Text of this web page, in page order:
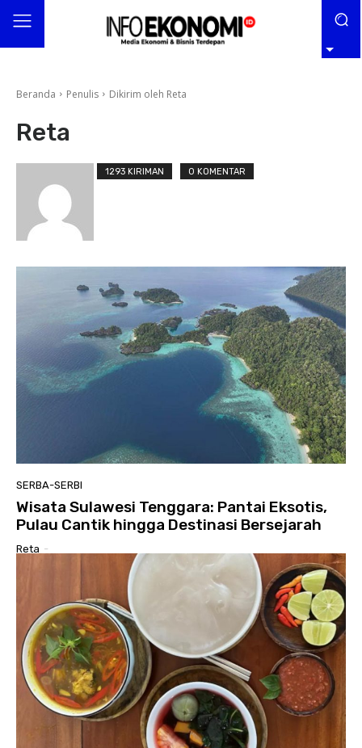
Beranda Penulis Dikirim oleh Reta
Reta
1293 KIRIMAN 0 KOMENTAR
SERBA-SERBI
Wisata Sulawesi Tenggara: Pantai Eksotis,
Pulau Cantik hingga Destinasi Bersejarah
Reta -